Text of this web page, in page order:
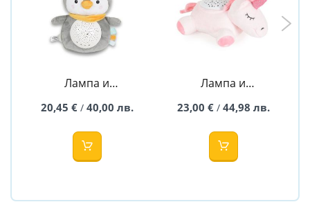
Лампа и
шум Snuggly
Пингвин
20,45 €/ 40,00 лв.
Лампа и
мелодии Poppy -
23,00 €/ 44,98 лв.